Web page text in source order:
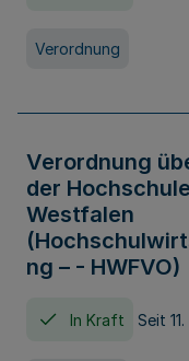
Verordnung
Verordnung
der
Westfalen
ng – - HWFVO)
In Kraft Seit